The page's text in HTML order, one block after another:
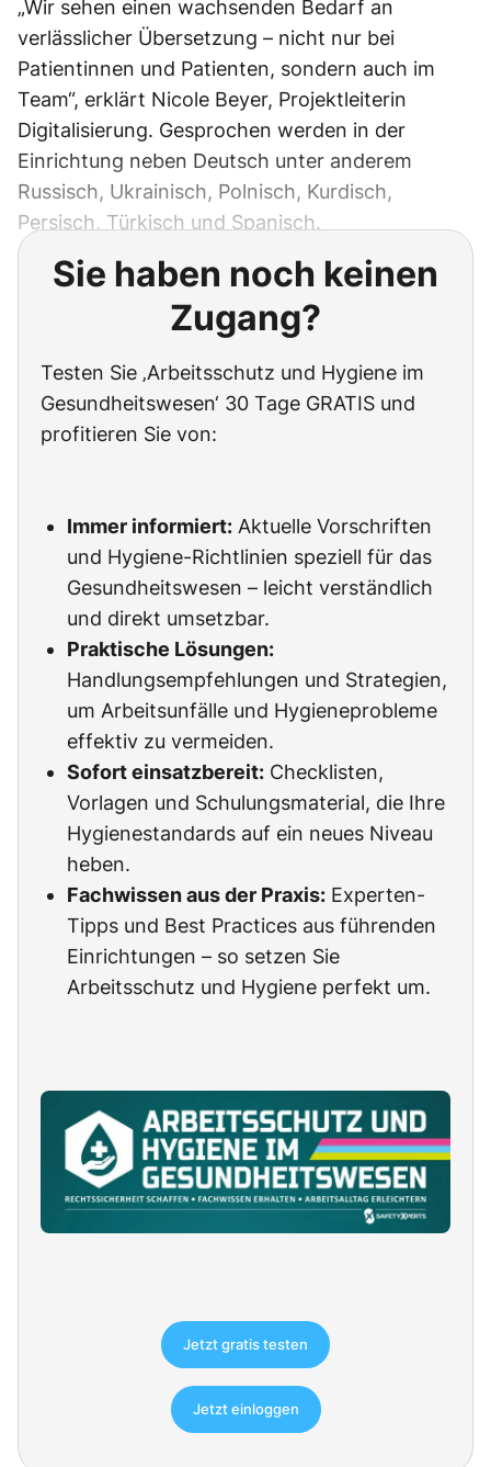
„Wir sehen einen wachsenden Bedarf an
verlässlicher Übersetzung – nicht nur bei
Patientinnen und Patienten, sondern auch im
Team“, erklärt Nicole Beyer, Projektleiterin
Digitalisierung. Gesprochen werden in der
Einrichtung neben Deutsch unter anderem
Russisch, Ukrainisch, Polnisch, Kurdisch,
Persisch, Türkisch und Spanisch.
Sie haben noch keinen
Zugang?
Testen Sie ‚Arbeitsschutz und Hygiene im
Gesundheitswesen‘ 30 Tage GRATIS und
profitieren Sie von:
Immer informiert: Aktuelle Vorschriften
und Hygiene-Richtlinien speziell für das
Gesundheitswesen – leicht verständlich
und direkt umsetzbar.
Praktische Lösungen:
Handlungsempfehlungen und Strategien,
um Arbeitsunfälle und Hygieneprobleme
effektiv zu vermeiden.
Sofort einsatzbereit: Checklisten,
Vorlagen und Schulungsmaterial, die Ihre
Hygienestandards auf ein neues Niveau
heben.
Fachwissen aus der Praxis: Experten-
Tipps und Best Practices aus führenden
Einrichtungen – so setzen Sie
Arbeitsschutz und Hygiene perfekt um.
Jetzt gratis testen
Jetzt einloggen